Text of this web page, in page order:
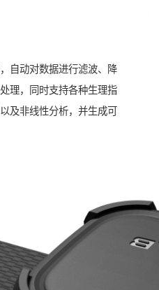
自动对数据进行滤波、降
理，同时支持各种生理指
及非线性分析，并生成可